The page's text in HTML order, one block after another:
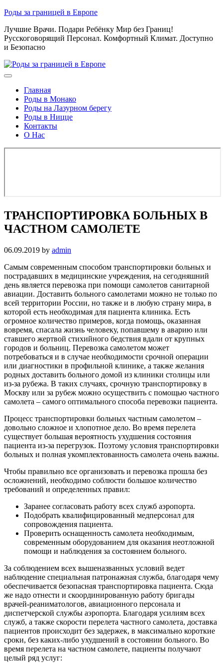
Skip
content
Роды за границей в Европе
Лучшие Врачи. Подари Ребёнку Мир без Границ!
Русскоговорящий Персонал. Комфортный Климат. Доступно
и Безопасно
Главная
Роды в Монако
Роды на Лазурном берегу
Роды в Ницце
Контакты
О Нас
ТРАНСПОРТИРОВКА БОЛЬНЫХ В
ЧАСТНОМ САМОЛЕТЕ
06.09.2019 by admin
Самым современным способом транспортировки больных и
пострадавших в медицинские учреждения, на сегодняшний
день является перевозка при помощи самолетов санитарной
авиации. Доставить больного самолетами можно не только по
всей территории России, но также и в любую страну мира, в
которой есть необходимая для пациента клиника. Есть
огромное количество примеров, когда помощь, оказанная
вовремя, спасала жизнь человеку, попавшему в аварию или
ставшего жертвой стихийного бедствия вдали от крупных
городов и больниц. Перевозка самолетом может
потребоваться и в случае необходимости срочной операции
или диагностики в профильной клинике, а также желания
родных доставить больного домой из клиники столицы или
из-за рубежа. В таких случаях, срочную транспортировку в
Москву или за рубеж можно осуществить с помощью частного
самолета – самого оптимального способа перевозки пациента.
Процесс транспортировки больных частным самолетом –
довольно сложное и хлопотное дело. Во время перелета
существует большая вероятность ухудшения состояния
пациента из-за перегрузок. Поэтому условия транспортировки
больных и полная укомплектованность самолета очень важны.
Чтобы правильно все организовать и перевозка прошла без
осложнений, необходимо соблюсти большое количество
требований и определенных правил:
Заранее согласовать работу всех служб аэропорта.
Подобрать квалифицированный медперсонал для
сопровождения пациента.
Проверить оснащенность самолета необходимым,
современным оборудованием для оказания неотложной
помощи и наблюдения за состоянием больного.
За соблюдением всех вышеназванных условий ведет
наблюдение специальная патронажная служба, благодаря чему
обеспечивается безопасная транспортировка пациента. Сюда
же надо отнести и скоординированную работу бригады
врачей-реаниматологов, авиационного персонала и
диспетчерской службы аэропорта. Благодаря усилиям всех
служб, а также скорости перелета частного самолета, доставка
пациентов происходит без задержек, в максимально короткие
сроки, без каких-либо ухудшений в состоянии больного. Во
время перелета на частном самолете, пациенты получают
целый ряд услуг: